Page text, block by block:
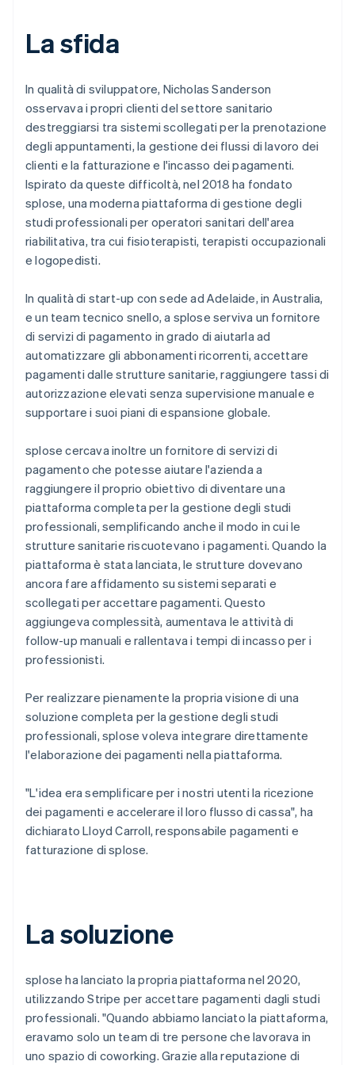
La sfida
In qualità di sviluppatore, Nicholas Sanderson
osservava i propri clienti del settore sanitario
destreggiarsi tra sistemi scollegati per la prenotazione
degli appuntamenti, la gestione dei flussi di lavoro dei
clienti e la fatturazione e l'incasso dei pagamenti.
Ispirato da queste difficoltà, nel 2018 ha fondato
splose, una moderna piattaforma di gestione degli
studi professionali per operatori sanitari dell'area
riabilitativa, tra cui fisioterapisti, terapisti occupazionali
e logopedisti.
In qualità di start-up con sede ad Adelaide, in Australia,
e un team tecnico snello, a splose serviva un fornitore
di servizi di pagamento in grado di aiutarla ad
automatizzare gli abbonamenti ricorrenti, accettare
pagamenti dalle strutture sanitarie, raggiungere tassi di
autorizzazione elevati senza supervisione manuale e
supportare i suoi piani di espansione globale.
splose cercava inoltre un fornitore di servizi di
pagamento che potesse aiutare l'azienda a
raggiungere il proprio obiettivo di diventare una
piattaforma completa per la gestione degli studi
professionali, semplificando anche il modo in cui le
strutture sanitarie riscuotevano i pagamenti. Quando la
piattaforma è stata lanciata, le strutture dovevano
ancora fare affidamento su sistemi separati e
scollegati per accettare pagamenti. Questo
aggiungeva complessità, aumentava le attività di
follow-up manuali e rallentava i tempi di incasso per i
professionisti.
Per realizzare pienamente la propria visione di una
soluzione completa per la gestione degli studi
professionali, splose voleva integrare direttamente
l'elaborazione dei pagamenti nella piattaforma.
"L'idea era semplificare per i nostri utenti la ricezione
dei pagamenti e accelerare il loro flusso di cassa", ha
dichiarato Lloyd Carroll, responsabile pagamenti e
fatturazione di splose.
La soluzione
splose ha lanciato la propria piattaforma nel 2020,
utilizzando Stripe per accettare pagamenti dagli studi
professionali. "Quando abbiamo lanciato la piattaforma,
eravamo solo un team di tre persone che lavorava in
uno spazio di coworking. Grazie alla reputazione di